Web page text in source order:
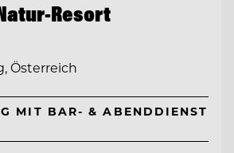
Resort
Österreich
MIT BAR- & ABENDDIENST